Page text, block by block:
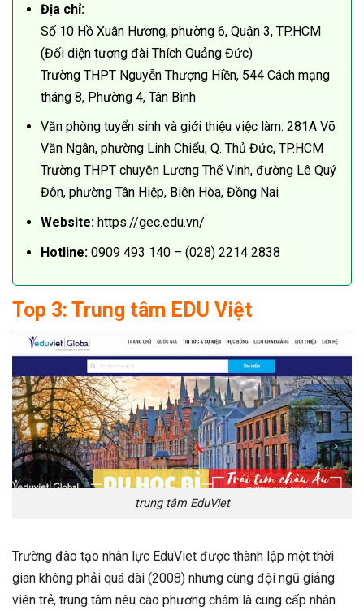
Địa chỉ:
Số 10 Hồ Xuân Hương, phường 6, Quận 3, TP.HCM
(Đối diện tượng đài Thích Quảng Đức)
Trường THPT Nguyễn Thượng Hiền, 544 Cách mạng
tháng 8, Phường 4, Tân Bình
Văn phòng tuyển sinh và giới thiệu việc làm: 281A Võ
Văn Ngân, phường Linh Chiểu, Q. Thủ Đức, TP.HCM
Trường THPT chuyên Lương Thế Vinh, đường Lê Quý
Đôn, phường Tân Hiệp, Biên Hòa, Đồng Nai
Website:https://gec.edu.vn/
Hotline:0909 493 140 – (028) 2214 2838
Top 3: Trung tâm EDU Việt
trung tâm EduViet
Trường đào tạo nhân lực EduViet được thành lập một thời
gian không phải quá dài (2008) nhưng cùng đội ngũ giảng
viên trẻ, trung tâm nêu cao phương châm là cung cấp nhân